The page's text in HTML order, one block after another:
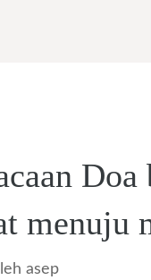
Doa
menuju
asep